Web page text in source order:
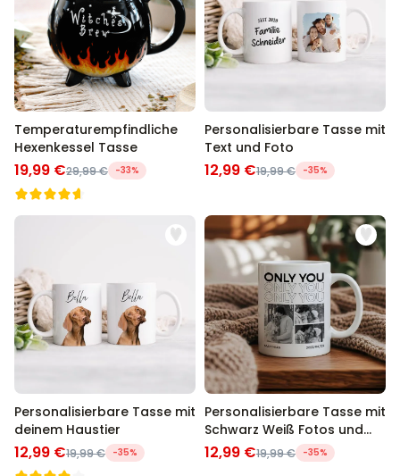
Temperaturempfindliche
Hexenkessel Tasse
19,99 €29,99 € -33%
Personalisierbare Tasse mit
Text und Foto
12,99 €19,99 € -35%
Personalisierbare Tasse mit
deinem Haustier
12,99 €19,99 € -35%
Personalisierbare Tasse mit
Schwarz Weiß Fotos und
Text
12,99 €19,99 € -35%